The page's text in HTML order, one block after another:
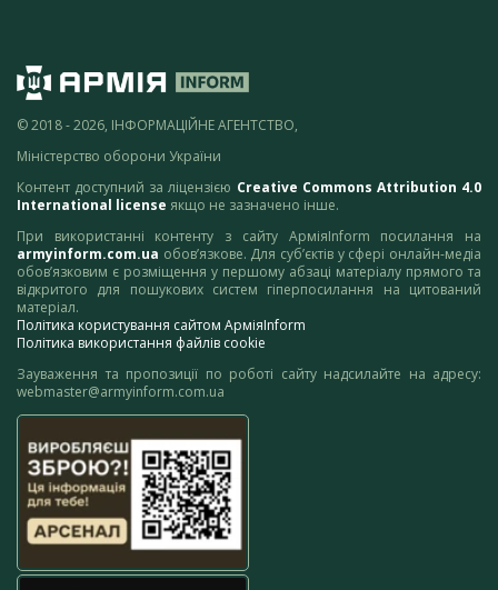
© 2018 - 2026, ІНФОРМАЦІЙНЕ АГЕНТСТВО,
Міністерство оборони України
Контент доступний за ліцензією Creative Commons Attribution 4.0
International license якщо не зазначено інше.
При використанні контенту з сайту АрміяInform посилання на
armyinform.com.ua обов’язкове. Для суб’єктів у сфері онлайн-медіа
обов’язковим є розміщення у першому абзаці матеріалу прямого та
відкритого для пошукових систем гіперпосилання на цитований
матеріал.
Політика користування сайтом АрміяInform
Політика використання файлів cookie
Зауваження та пропозиції по роботі сайту надсилайте на адресу:
webmaster@armyinform.com.ua